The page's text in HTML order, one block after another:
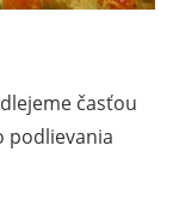
časťou
podlievania